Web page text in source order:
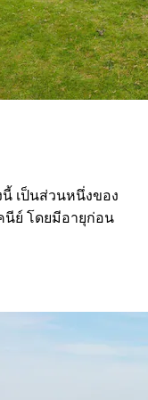
เป็นส่วนหนึ่งของ
ย์ โดยมีอายุก่อน